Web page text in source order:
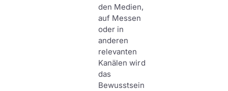
den Medien,
auf Messen
oder in
anderen
relevanten
Kanälen wird
das
Bewusstsein